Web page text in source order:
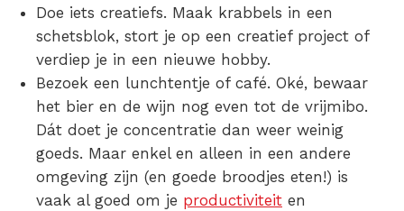
Doe iets creatiefs. Maak krabbels in een
schetsblok, stort je op een creatief project of
verdiep je in een nieuwe hobby.
Bezoek een lunchtentje of café. Oké, bewaar
het bier en de wijn nog even tot de vrijmibo.
Dát doet je concentratie dan weer weinig
goeds. Maar enkel en alleen in een andere
omgeving zijn (en goede broodjes eten!) is
vaak al goed om je productiviteit en